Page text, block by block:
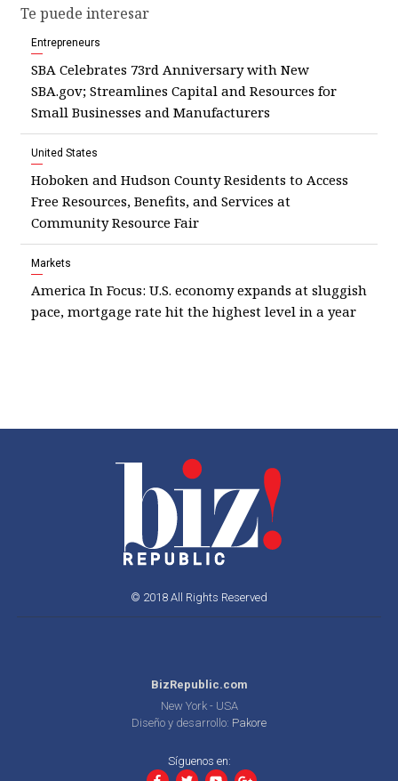
Te puede interesar
Entrepreneurs
SBA Celebrates 73rd Anniversary with New
SBA.gov; Streamlines Capital and Resources for
Small Businesses and Manufacturers
United States
Hoboken and Hudson County Residents to Access
Free Resources, Benefits, and Services at
Community Resource Fair
Markets
America In Focus: U.S. economy expands at sluggish
pace, mortgage rate hit the highest level in a year
© 2018 All Rights Reserved
BizRepublic.com
New York - USA
Diseño y desarrollo: Pakore
Síguenos en: